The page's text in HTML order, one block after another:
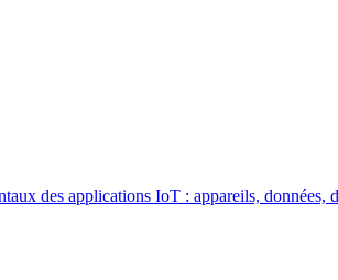
des applications IoT : appareils, données,